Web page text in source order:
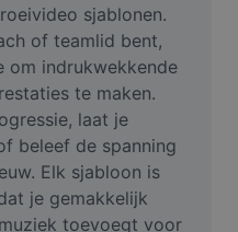
sjablonen.
of teamlid bent,
om indrukwekkende
te maken.
laat je
beleef de spanning
Elk sjabloon is
je gemakkelijk
toevoegt voor